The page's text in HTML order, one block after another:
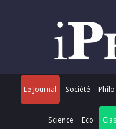
Le Journal Société
Science Eco